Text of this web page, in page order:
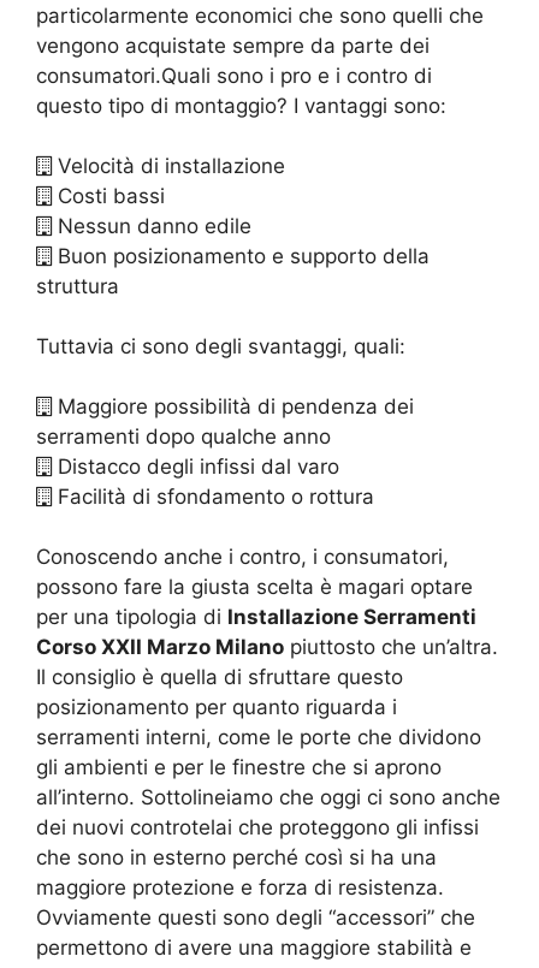
particolarmente economici che sono quelli che
vengono acquistate sempre da parte dei
consumatori.Quali sono i pro e i contro di
questo tipo di montaggio? I vantaggi sono:
Velocità di installazione
Costi bassi
Nessun danno edile
Buon posizionamento e supporto della
struttura
Tuttavia ci sono degli svantaggi, quali:
Maggiore possibilità di pendenza dei
serramenti dopo qualche anno
Distacco degli infissi dal varo
Facilità di sfondamento o rottura
Conoscendo anche i contro, i consumatori,
possono fare la giusta scelta è magari optare
per una tipologia di Installazione Serramenti
Corso XXII Marzo Milano piuttosto che un’altra.
Il consiglio è quella di sfruttare questo
posizionamento per quanto riguarda i
serramenti interni, come le porte che dividono
gli ambienti e per le finestre che si aprono
all’interno. Sottolineiamo che oggi ci sono anche
dei nuovi controtelai che proteggono gli infissi
che sono in esterno perché così si ha una
maggiore protezione e forza di resistenza.
Ovviamente questi sono degli “accessori” che
permettono di avere una maggiore stabilità e